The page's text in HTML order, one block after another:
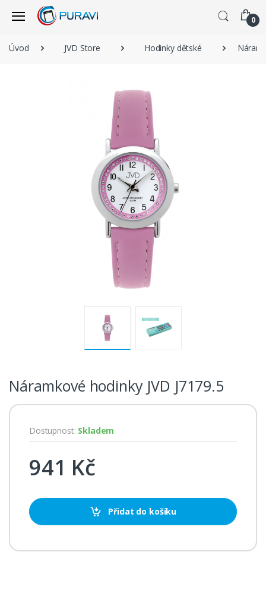
0
Úvod JVD Store Hodinky dětské
Náramkové hodinky JVD J7179.5
Dostupnost: Skladem
941 Kč
Přidat do košíku